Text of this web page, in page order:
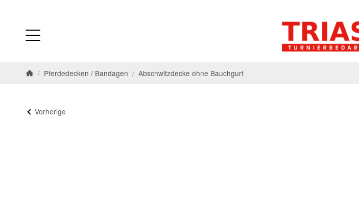
/ Pferdedecken / Bandagen / Abschwitzdecke ohne Bauchgurt
Vorherige